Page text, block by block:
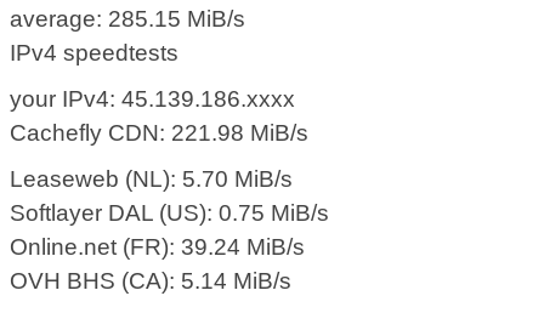
average: 285.15 MiB/s
IPv4 speedtests
your IPv4: 45.139.186.xxxx
Cachefly CDN: 221.98 MiB/s
Leaseweb (NL): 5.70 MiB/s
Softlayer DAL (US): 0.75 MiB/s
Online.net (FR): 39.24 MiB/s
OVH BHS (CA): 5.14 MiB/s